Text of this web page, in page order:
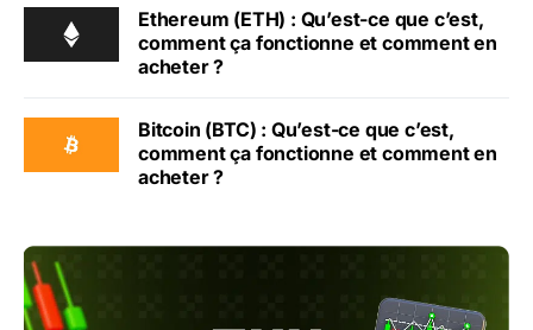
Ethereum (ETH) : Qu’est-ce que c’est,
comment ça fonctionne et comment en
acheter ?
Bitcoin (BTC) : Qu’est-ce que c’est,
comment ça fonctionne et comment en
acheter ?